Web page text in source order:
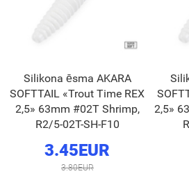
Silikona ēsma AKARA
SOFTTAIL «Trout Time REX
2,5» 63mm #02T Shrimp,
R2/5-02T-SH-F10
3.45EUR
3.80EUR
2,5»